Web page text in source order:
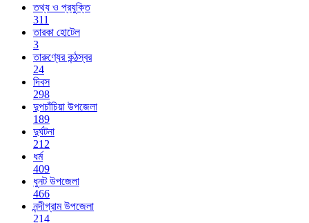
তথ্য ও প্রযুক্তি
311
তারকা হোটেল
3
তারুণ্যের কন্ঠস্বর
24
দিবস
298
দুপচাঁচিয়া উপজেলা
189
দুর্ঘটনা
212
ধর্ম
409
ধুনট উপজেলা
466
নন্দীগ্রাম উপজেলা
214